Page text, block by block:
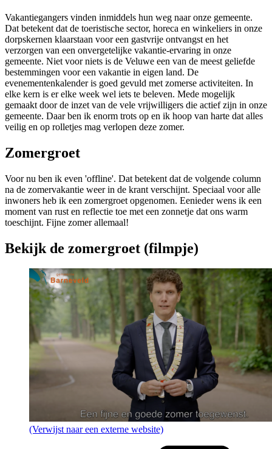
Vakantiegangers vinden inmiddels hun weg naar onze gemeente.
Dat betekent dat de toeristische sector, horeca en winkeliers in onze
dorpskernen klaarstaan voor een gastvrije ontvangst en het
verzorgen van een onvergetelijke vakantie-ervaring in onze
gemeente. Niet voor niets is de Veluwe een van de meest geliefde
bestemmingen voor een vakantie in eigen land. De
evenementenkalender is goed gevuld met zomerse activiteiten. In
elke kern is er elke week wel iets te beleven. Mede mogelijk
gemaakt door de inzet van de vele vrijwilligers die actief zijn in onze
gemeente. Daar ben ik enorm trots op en ik hoop van harte dat alles
veilig en op rolletjes mag verlopen deze zomer.
Zomergroet
Voor nu ben ik even 'offline'. Dat betekent dat de volgende column
na de zomervakantie weer in de krant verschijnt. Speciaal voor alle
inwoners heb ik een zomergroet opgenomen. Eenieder wens ik een
moment van rust en reflectie toe met een zonnetje dat ons warm
toeschijnt. Fijne zomer allemaal!
Bekijk de zomergroet (filmpje)
(Verwijst naar een externe website)